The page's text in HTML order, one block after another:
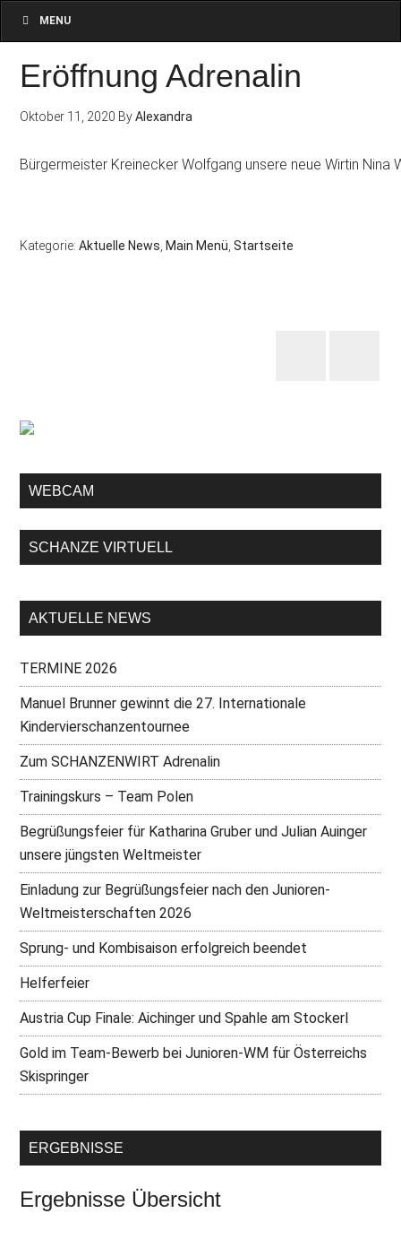
MENU
Eröffnung Adrenalin
Oktober 11, 2020 ByAlexandra
Bürgermeister Kreinecker Wolfgang unsere neue Wirtin Nina
Kategorie:Aktuelle News Main Menü ,Startseite
WEBCAM
SCHANZE VIRTUELL
AKTUELLE NEWS
TERMINE 2026
Manuel Brunner gewinnt die 27. Internationale
Kindervierschanzentournee
Zum SCHANZENWIRT Adrenalin
Trainingskurs – Team Polen
Begrüßungsfeier für Katharina Gruber und Julian Auinger
unsere jüngsten Weltmeister
Einladung zur Begrüßungsfeier nach den Junioren-
Weltmeisterschaften 2026
Sprung- und Kombisaison erfolgreich beendet
Helferfeier
Austria Cup Finale: Aichinger und Spahle am Stockerl
Gold im Team-Bewerb bei Junioren-WM für Österreichs
Skispringer
ERGEBNISSE
Ergebnisse Übersicht